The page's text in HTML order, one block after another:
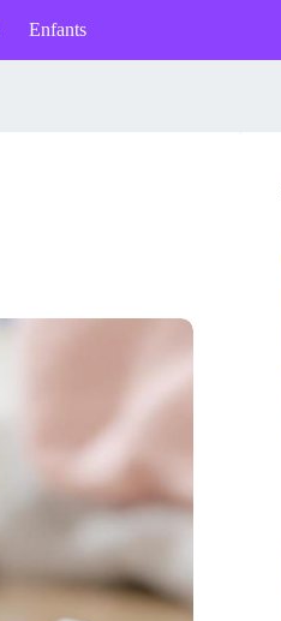
Enfants